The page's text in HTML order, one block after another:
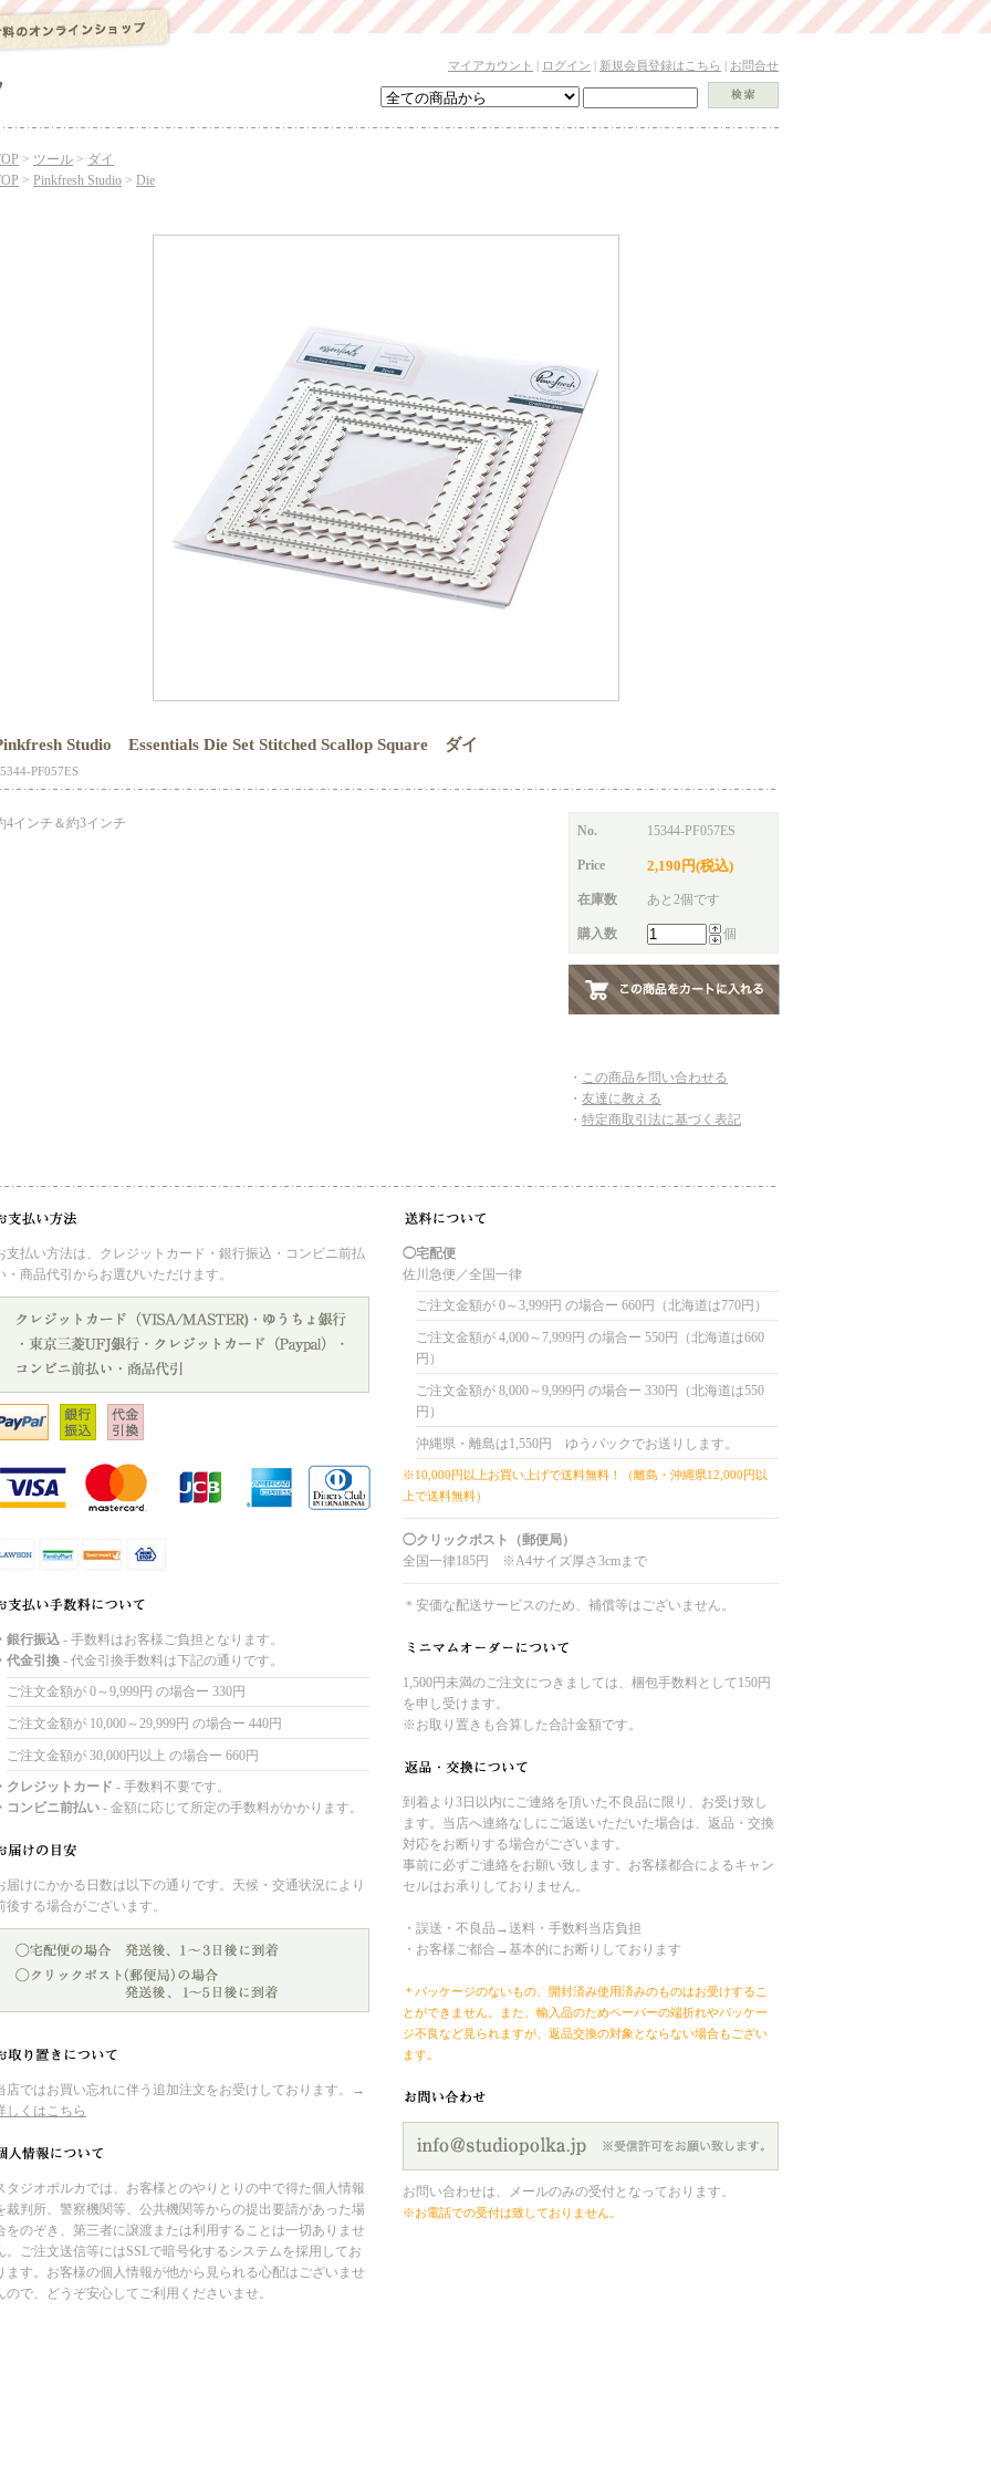
マイアカウント | ログイン | 新規会員登録はこちら | お問合せ
> ツール > ダイ
> Pinkfresh Studio > Die
Studio Essentials Die Set Stitched Scallop Square ダイ
PF057ES
4インチ＆約3インチ No. 15344-PF057ES
Price 2,190円(税込)
在庫数 あと2個です
購入数 個
・ この商品を問い合わせる
・ 友達に教える
・ 特定商取引法に基づく表記
支払い方法は、クレジットカード・銀行振込・コンビニ前払
・商品代引からお選びいただけます。
銀行振込 - 手数料はお客様ご負担となります。
代金引換 - 代金引換手数料は下記の通りです。
ご注文金額が 0～9,999円 の場合ー 330円
ご注文金額が 10,000～29,999円 の場合ー 440円
ご注文金額が 30,000円以上 の場合ー 660円
クレジットカード - 手数料不要です。
コンビニ前払い - 金額に応じて所定の手数料がかかります。
届けにかかる日数は以下の通りです。天候・交通状況により
後する場合がございます。
店ではお買い忘れに伴う追加注文をお受けしております。→
しくはこちら
タジオポルカでは、お客様とのやりとりの中で得た個人情報
裁判所、警察機関等、公共機関等からの提出要請があった場
をのぞき、第三者に譲渡または利用することは一切ありませ
。ご注文送信等にはSSLで暗号化するシステムを採用してお
ます。お客様の個人情報が他から見られる心配はございませ
ので、どうぞ安心してご利用くださいませ。
◯宅配便
佐川急便／全国一律
ご注文金額が 0～3,999円 の場合ー 660円（北海道は770円）
ご注文金額が 4,000～7,999円 の場合ー 550円（北海道は660
円）
ご注文金額が 8,000～9,999円 の場合ー 330円（北海道は550
円）
沖縄県・離島は1,550円 ゆうパックでお送りします。
※10,000円以上お買い上げで送料無料！（離島・沖縄県12,000円以
上で送料無料）
◯クリックポスト（郵便局）
全国一律185円 ※A4サイズ厚さ3cmまで
＊安価な配送サービスのため、補償等はございません。
1,500円未満のご注文につきましては、梱包手数料として150円
を申し受けます。
※お取り置きも合算した合計金額です。
到着より3日以内にご連絡を頂いた不良品に限り、お受け致し
ます。当店へ連絡なしにご返送いただいた場合は、返品・交換
対応をお断りする場合がございます。
事前に必ずご連絡をお願い致します。お客様都合によるキャン
セルはお承りしておりません。
・誤送・不良品→送料・手数料当店負担
・お客様ご都合→基本的にお断りしております
＊パッケージのないもの、開封済み使用済みのものはお受けするこ
とができません。また、輸入品のためペーパーの端折れやパッケー
ジ不良など見られますが、返品交換の対象とならない場合もござい
ます。
お問い合わせは、メールのみの受付となっております。
※お電話での受付は致しておりません。